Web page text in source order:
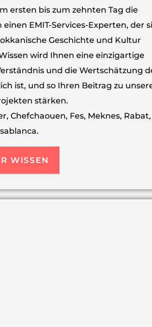
ersten bis zum zehnten Tag die
EMIT-Services-Experten, der
Geschichte und Kultur
wird Ihnen eine einzigartige
und die Wertschätzung
ist, und so Ihren Beitrag zu
stärken.
Chefchaouen, Fes, Meknes, Rabat,
WISSEN